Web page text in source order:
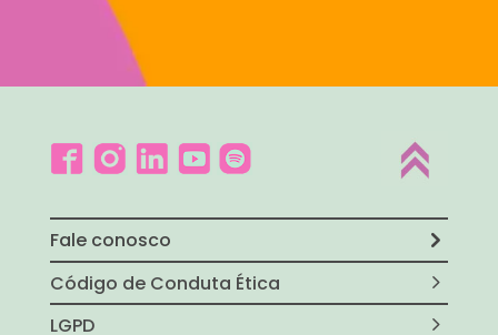
Fale conosco
Código de Conduta Ética
LGPD